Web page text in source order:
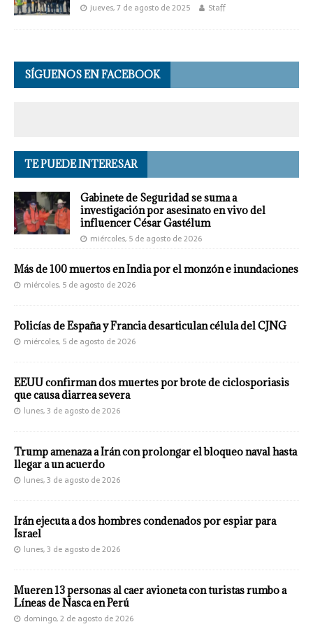
jueves, 7 de agosto de 2025 Staff
SÍGUENOS EN FACEBOOK
TE PUEDE INTERESAR
Gabinete de Seguridad se suma a
investigación por asesinato en vivo del
influencer César Gastélum
miércoles, 5 de agosto de 2026
Más de 100 muertos en India por el monzón e inundaciones
miércoles, 5 de agosto de 2026
Policías de España y Francia desarticulan célula del CJNG
miércoles, 5 de agosto de 2026
EEUU confirman dos muertes por brote de ciclosporiasis
que causa diarrea severa
lunes, 3 de agosto de 2026
Trump amenaza a Irán con prolongar el bloqueo naval hasta
llegar a un acuerdo
lunes, 3 de agosto de 2026
Irán ejecuta a dos hombres condenados por espiar para
Israel
lunes, 3 de agosto de 2026
Mueren 13 personas al caer avioneta con turistas rumbo a
Líneas de Nasca en Perú
domingo, 2 de agosto de 2026